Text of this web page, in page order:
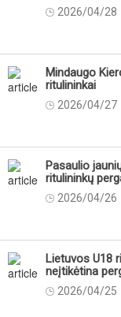
2026/04/28
Mindaugo
ritulininkai
2026/04/27
Pasaulio
ritulininkų
2026/04/26
Lietuvos U18
neįtikėtina
2026/04/25